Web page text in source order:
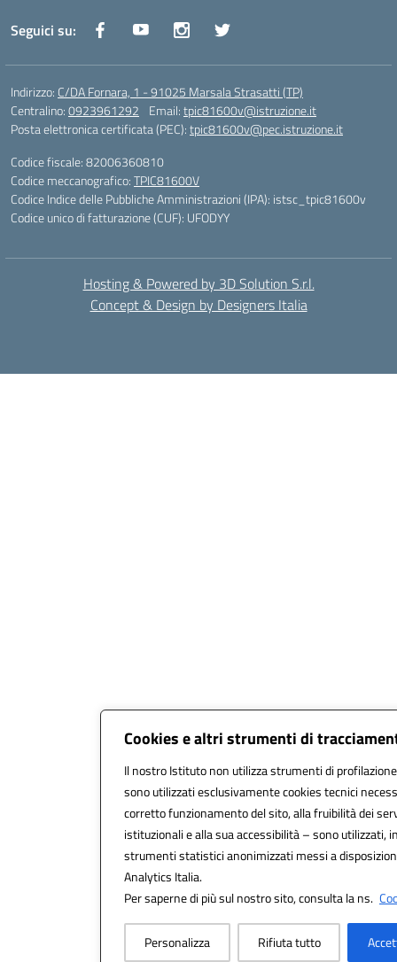
Cookies e altri strumenti di
Il nostro Istituto non utilizza strumenti di
sono utilizzati esclusivamente cookies tecnici
corretto funzionamento del sito, alla fruibilità dei
istituzionali e alla sua accessibilità – sono utilizzati,
strumenti statistici anonimizzati messi a
Analytics Italia.
Per saperne di più sul nostro sito, consulta la ns.
Personalizza Rifiuta tutto
Seguici su:
Indirizzo: C/DA Fornara, 1 - 91025 Marsala Strasatti (TP)
Centralino:0923961292 Email:tpic81600v@istruzione.it
Posta elettronica certificata (PEC):tpic81600v@pec.istruzione.it
Codice fiscale: 82006360810
Codice meccanografico:TPIC81600V
Codice Indice delle Pubbliche Amministrazioni (IPA): istsc_tpic81600v
Codice unico di fatturazione (CUF): UFODYY
Hosting & Powered by 3D Solution S.r.l.
Concept & Design by Designers Italia